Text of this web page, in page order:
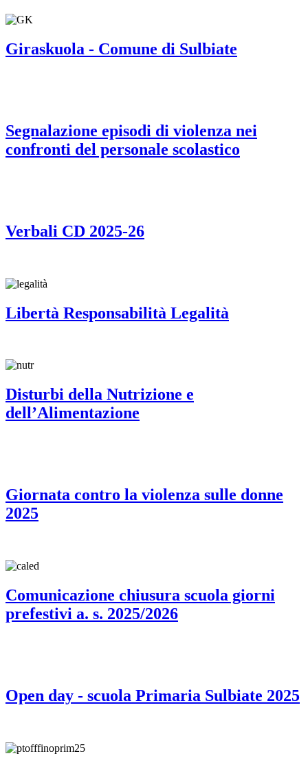
Giraskuola - Comune di Sulbiate
Segnalazione episodi di violenza nei
confronti del personale scolastico
Verbali CD 2025-26
Libertà Responsabilità Legalità
Disturbi della Nutrizione e
dell’Alimentazione
Giornata contro la violenza sulle donne
2025
Comunicazione chiusura scuola giorni
prefestivi a. s. 2025/2026
Open day - scuola Primaria Sulbiate 2025